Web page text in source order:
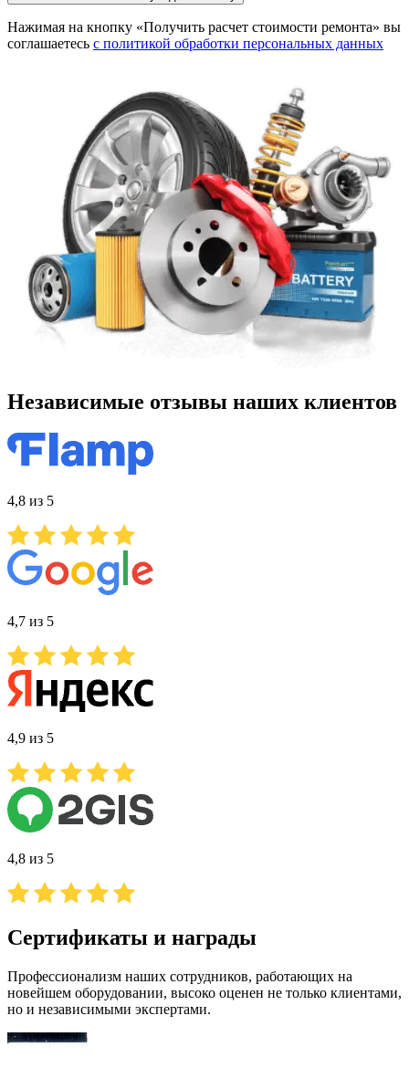
Нажимая на кнопку «Получить расчет стоимости ремонта» вы
соглашаетесь с политикой обработки персональных данных
Независимые отзывы наших клиентов
4,8 из 5
4,7 из 5
4,9 из 5
4,8 из 5
Сертификаты и награды
Профессионализм наших сотрудников, работающих на
новейшем оборудовании, высоко оценен не только клиентами,
но и независимыми экспертами.